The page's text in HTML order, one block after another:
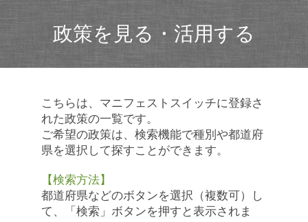
政策を見る・活用する
こちらは、マニフェストスイッチに登録さ
れた政策の一覧です。
ご希望の政策は、検索機能で種別や都道府
県を選択して探すことができます。
【検索方法】
都道府県などのボタンを選択（複数可）し
て、「検索」ボタンを押すと表示されま